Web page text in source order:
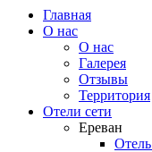
Главная
О нас
О нас
Галерея
Отзывы
Территория
Отели сети
Ереван
Отель